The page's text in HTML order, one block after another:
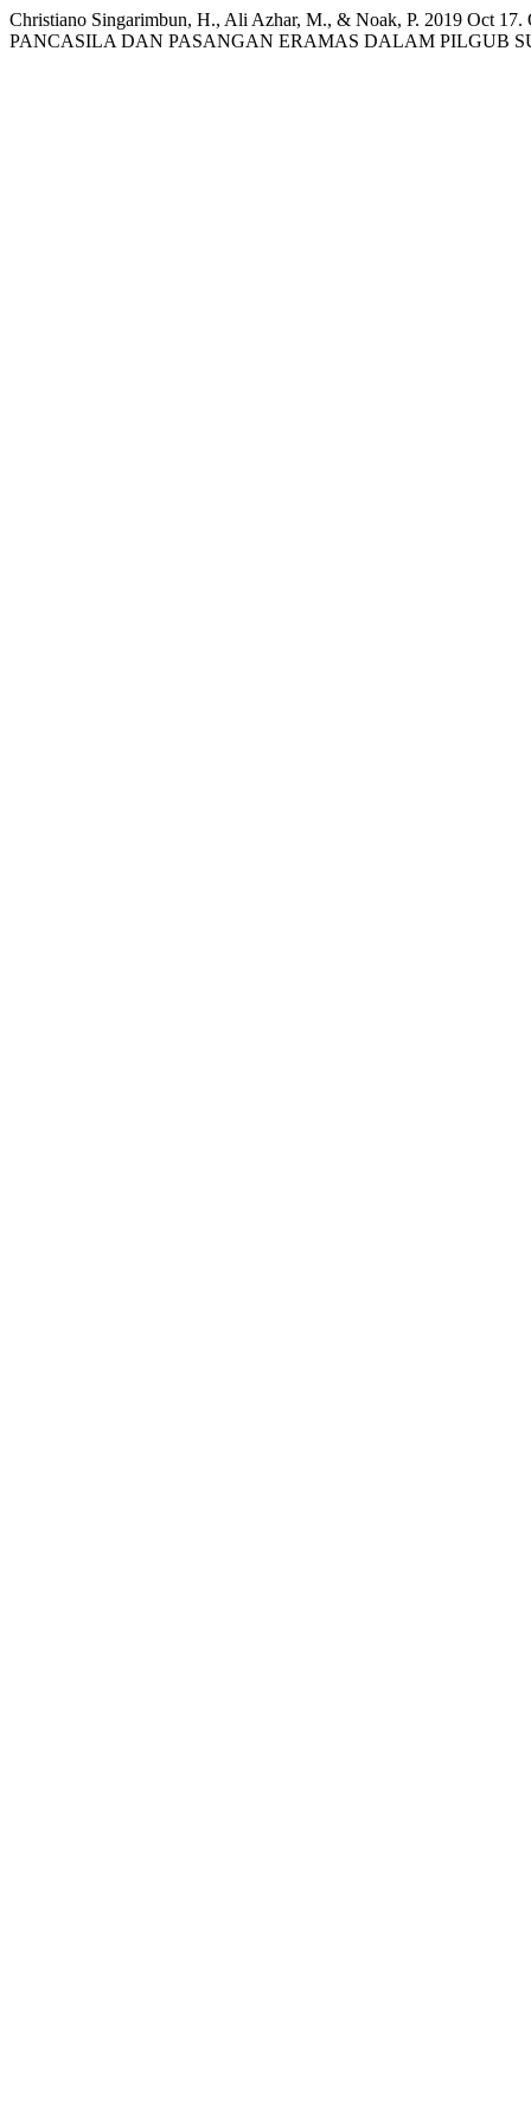
Christiano Singarimbun, H., Ali Azhar, M., & Noak, P. 2019
PANCASILA DAN PASANGAN ERAMAS DALAM PILGUB